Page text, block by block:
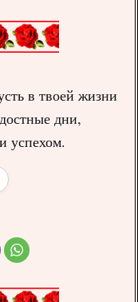
в твоей жизни
дни,
успехом.